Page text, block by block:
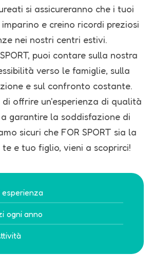
si assicureranno che i tuoi
e creino ricordi preziosi
nei nostri centri estivi.
puoi contare sulla nostra
verso le famiglie, sulla
e sul confronto costante.
di offrire un'esperienza di qualità
garantire la soddisfazione di
sicuri che FOR SPORT sia la
te e tuo figlio, vieni a scoprirci!
esperienza
ogni anno